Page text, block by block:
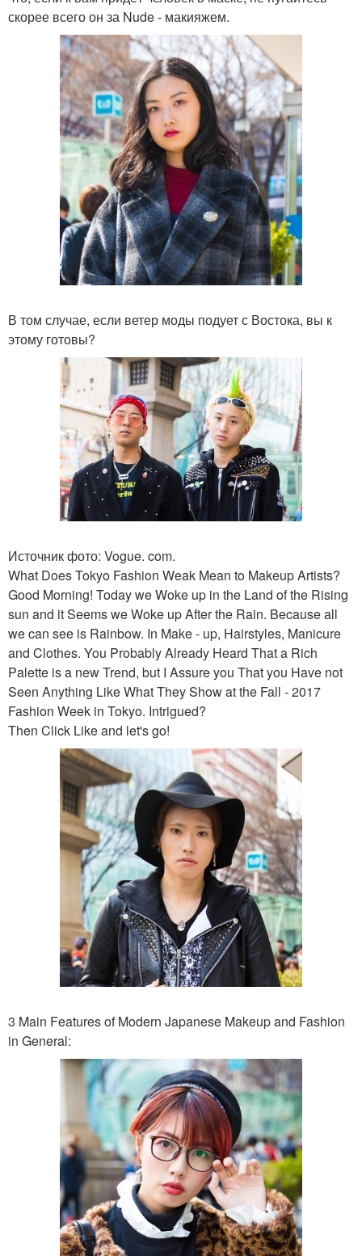
скорее всего он за Nude - макияжем.
В том случае, если ветер моды подует с Востока, вы к
этому готовы?
Источник фото: Vogue. com.
What Does Tokyo Fashion Weak Mean to Makeup Artists?
Good Morning! Today we Woke up in the Land of the Rising
sun and it Seems we Woke up After the Rain. Because all
we can see is Rainbow. In Make - up, Hairstyles, Manicure
and Clothes. You Probably Already Heard That a Rich
Palette is a new Trend, but I Assure you That you Have not
Seen Anything Like What They Show at the Fall - 2017
Fashion Week in Tokyo. Intrigued?
Then Click Like and let's go!
3 Main Features of Modern Japanese Makeup and Fashion
in General: